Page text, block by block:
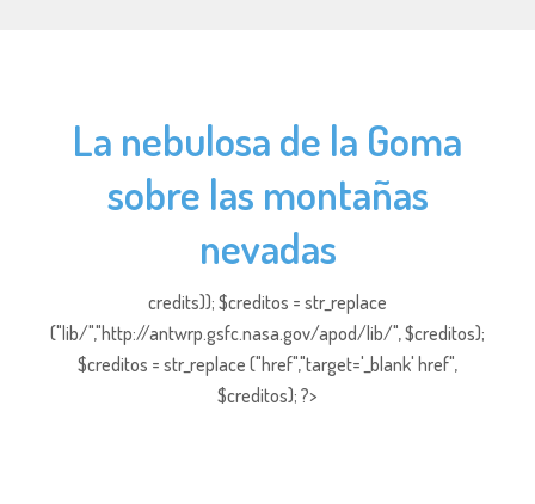
La nebulosa de la Goma
sobre las montañas
nevadas
credits)); $creditos = str_replace
("lib/","http://antwrp.gsfc.nasa.gov/apod/lib/", $creditos);
$creditos = str_replace ("href","target='_blank' href",
$creditos); ?>